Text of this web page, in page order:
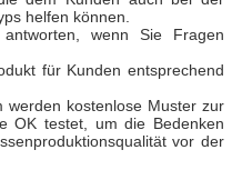
helfen können.
wenn Sie Fragen
für Kunden entsprechend
kostenlose Muster zur
OK testet, um die Bedenken
vor der